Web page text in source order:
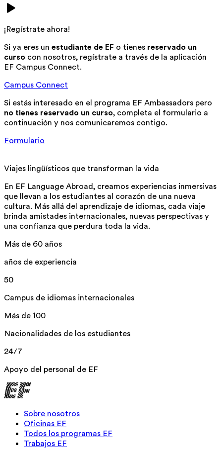
¡Regístrate ahora!
Si ya eres un estudiante de EF o tienes reservado un
curso con nosotros, regístrate a través de la aplicación
EF Campus Connect.
Campus Connect
Si estás interesado en el programa EF Ambassadors pero
no tienes reservado un curso, completa el formulario a
continuación y nos comunicaremos contigo.
Formulario
Viajes lingüísticos que transforman la vida
En EF Language Abroad, creamos experiencias inmersivas
que llevan a los estudiantes al corazón de una nueva
cultura. Más allá del aprendizaje de idiomas, cada viaje
brinda amistades internacionales, nuevas perspectivas y
una confianza que perdura toda la vida.
Más de 60 años
años de experiencia
50
Campus de idiomas internacionales
Más de 100
Nacionalidades de los estudiantes
24/7
Apoyo del personal de EF
Sobre nosotros
Oficinas EF
Todos los programas EF
Trabajos EF